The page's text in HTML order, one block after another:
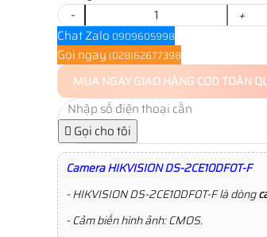
-
+
Chat Zalo 0909605998
Gọi ngay (028)62677398
MUA NGAYGIAO HÀNG COD TOÀN
Gọi cho tôi
Camera HIKVISION DS-2CE10DF0T-F
- HIKVISION DS-2CE10DF0T-F là dòng
- Cảm biến hình ảnh: CMOS.